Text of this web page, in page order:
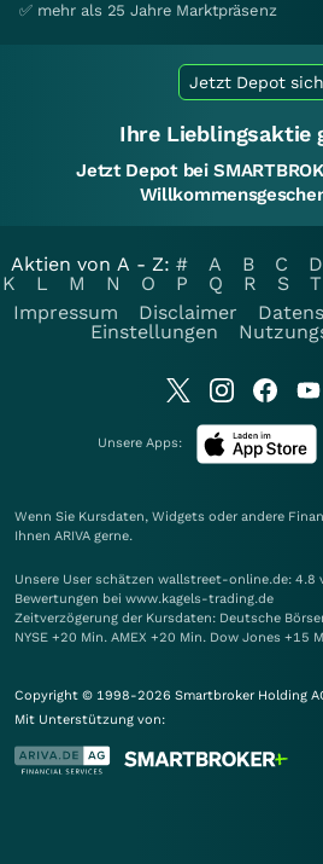
✅ mehr als 25 Jahre Marktpräsenz
Jetzt Depot
Ihre Lieblingsaktie
Jetzt Depot bei
Aktien von A - Z: # A B C D
K
L M N O P Q R S T
Impressum
Disclaimer
Einstellungen
Unsere Apps:
Wenn Sie Kursdaten, Widgets oder andere
Ihnen ARIVA gerne.
Unsere User schätzen wallstreet-online.de:
Bewertungen bei www.kagels-trading.de
Zeitverzögerung der Kursdaten: Deutsche
NYSE +20 Min. AMEX +20 Min. Dow Jones +15
Copyright © 1998-2026 Smartbroker Holding
Mit Unterstützung von: